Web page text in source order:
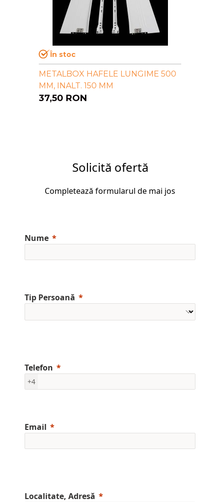
În stoc
METALBOX HAFELE LUNGIME 500
MM, INALT. 150 MM
37,50 RON
Solicită ofertă
Completează formularul de mai jos
Nume
Tip Persoană
Telefon
+4
Email
Localitate, Adresă